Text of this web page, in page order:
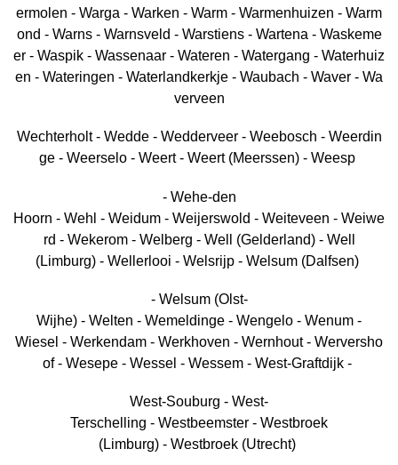
ermolen - Warga - Warken - Warm - Warmenhuizen - Warm
ond - Warns - Warnsveld - Warstiens - Wartena - Waskeme
er - Waspik - Wassenaar - Wateren - Watergang - Waterhuiz
en - Wateringen - Waterlandkerkje - Waubach - Waver - Wa
verveen
Wechterholt - Wedde - Wedderveer - Weebosch - Weerdin
ge - Weerselo - Weert - Weert (Meerssen) - Weesp
- Wehe-den
Hoorn - Wehl - Weidum - Weijerswold - Weiteveen - Weiwe
rd - Wekerom - Welberg - Well (Gelderland) - Well
(Limburg) - Wellerlooi - Welsrijp - Welsum (Dalfsen)
- Welsum (Olst-
Wijhe) - Welten - Wemeldinge - Wengelo - Wenum -
Wiesel - Werkendam - Werkhoven - Wernhout - Werversho
of - Wesepe - Wessel - Wessem - West-Graftdijk -
West-Souburg - West-
Terschelling - Westbeemster - Westbroek
(Limburg) - Westbroek (Utrecht)